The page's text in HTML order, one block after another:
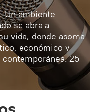
Un ambiente
se abra a
vida, donde asoma
económico y
25